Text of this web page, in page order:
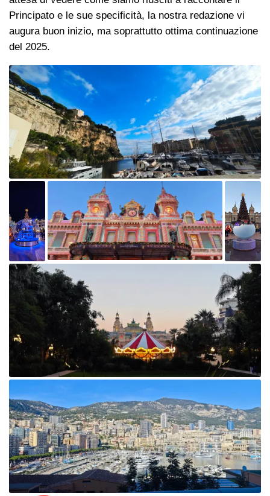
Principato e le sue specificità, la nostra redazione vi
augura buon inizio, ma soprattutto ottima continuazione
del 2025.